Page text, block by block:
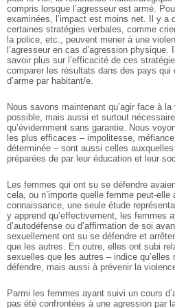
compris lorsque l’agresseur est armé.
examinées, l’impact est moins net. Il y a
certaines stratégies verbales, comme
la police, etc., peuvent mener à une
l’agresseur en cas d’agression
savoir plus sur l’efficacité de ces
comparer les résultats dans des pays
d’arme par habitant/e.
Nous savons maintenant qu’agir face à
possible, mais aussi et surtout
qu’évidemment sans garantie. Nous
les plus efficaces – impolitesse,
déterminée – sont aussi celles
préparées de par leur éducation et leur
Les femmes qui ont su se défendre
cela, ou n’importe quelle femme peut-
connaissance, une seule étude
y apprend qu’effectivement, les femmes
d’autodéfense ou d’affirmation de soi
sexuellement ont su se défendre et
que les autres. En outre, elles ont subi
sexuelles que les autres – indice qu’elles
défendre, mais aussi à prévenir la
Parmi les femmes ayant suivi un cours
pas été confrontées à une agression par